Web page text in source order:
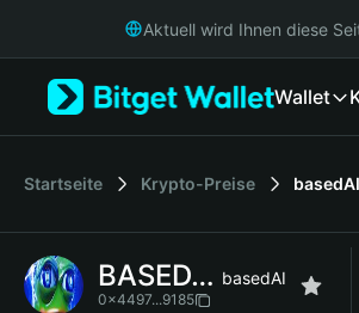
Русский
Italiano
简体中文
繁體中文
Aktuell wird Ihnen diese
Wallet
Startseite Krypto-Preise basedAI
BASEDAI basedAI
0x4497...9185